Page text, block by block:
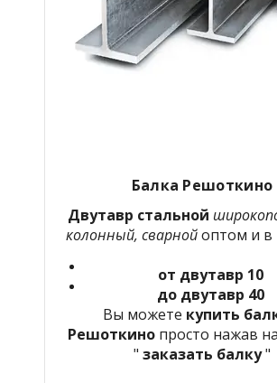
Балка Решоткино
Двутавр стальной
колонный, сварнойоптом и в
от двутавр 10
до двутавр 40
Вы можете купить
Решоткино просто нажав
" заказать балку"